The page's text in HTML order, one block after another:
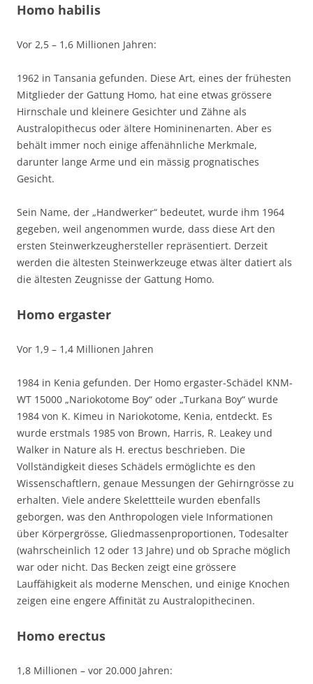
Homo habilis
Vor 2,5 – 1,6 Millionen Jahren:
1962 in Tansania gefunden. Diese Art, eines der frühesten
Mitglieder der Gattung Homo, hat eine etwas grössere
Hirnschale und kleinere Gesichter und Zähne als
Australopithecus oder ältere Homininenarten. Aber es
behält immer noch einige affenähnliche Merkmale,
darunter lange Arme und ein mässig prognatisches
Gesicht.
Sein Name, der „Handwerker“ bedeutet, wurde ihm 1964
gegeben, weil angenommen wurde, dass diese Art den
ersten Steinwerkzeughersteller repräsentiert. Derzeit
werden die ältesten Steinwerkzeuge etwas älter datiert als
die ältesten Zeugnisse der Gattung Homo.
Homo ergaster
Vor 1,9 – 1,4 Millionen Jahren
1984 in Kenia gefunden. Der Homo ergaster-Schädel KNM-
WT 15000 „Nariokotome Boy“ oder „Turkana Boy“ wurde
1984 von K. Kimeu in Nariokotome, Kenia, entdeckt. Es
wurde erstmals 1985 von Brown, Harris, R. Leakey und
Walker in Nature als H. erectus beschrieben. Die
Vollständigkeit dieses Schädels ermöglichte es den
Wissenschaftlern, genaue Messungen der Gehirngrösse zu
erhalten. Viele andere Skelettteile wurden ebenfalls
geborgen, was den Anthropologen viele Informationen
über Körpergrösse, Gliedmassenproportionen, Todesalter
(wahrscheinlich 12 oder 13 Jahre) und ob Sprache möglich
war oder nicht. Das Becken zeigt eine grössere
Lauffähigkeit als moderne Menschen, und einige Knochen
zeigen eine engere Affinität zu Australopithecinen.
Homo erectus
1,8 Millionen – vor 20.000 Jahren: